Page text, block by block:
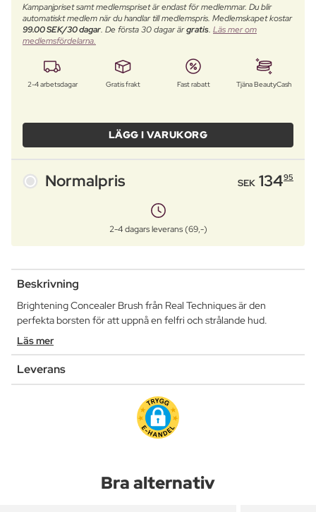
Kampanjpriset samt medlemspriset är endast för medlemmar. Du blir
automatiskt medlem när du handlar till medlemspris. Medlemskapet kostar
99.00 SEK/30 dagar. De första 30 dagar ärgratis. Läs mer om
medlemsfördelarna.
2-4 arbetsdagar Gratis frakt Fast rabatt Tjäna BeautyCash
LÄGG I VARUKORG
Normalpris SEK 13495
2-4 dagars leverans (69,-)
Beskrivning
Brightening Concealer Brush från Real Techniques är den
perfekta borsten för att uppnå en felfri och strålande hud.
Läs mer
Leverans
Bra alternativ